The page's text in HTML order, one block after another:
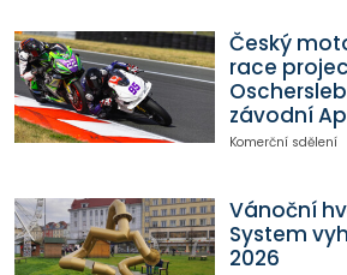
Český
race
závodní
Komerční sdělení
Vánoční
System
2026